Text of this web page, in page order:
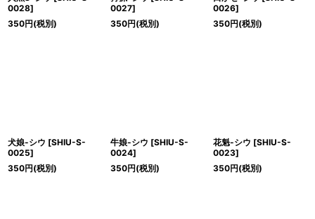
0028]
350円(税別)
0027]
350円(税別)
0026]
350円(税別)
犬娘-シウ [SHIU-S-
0025]
350円(税別)
牛娘-シウ [SHIU-S-
0024]
350円(税別)
花魁-シウ [SHIU-S-
0023]
350円(税別)